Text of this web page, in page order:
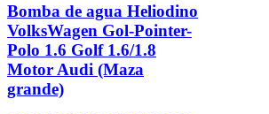
Bomba de agua Heliodino
VolksWagen Gol-Pointer-
Polo 1.6 Golf 1.6/1.8
Motor Audi (Maza
grande)